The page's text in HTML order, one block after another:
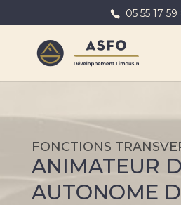
05 55 17
FONCTIONS
ANIMATEUR
AUTONOME